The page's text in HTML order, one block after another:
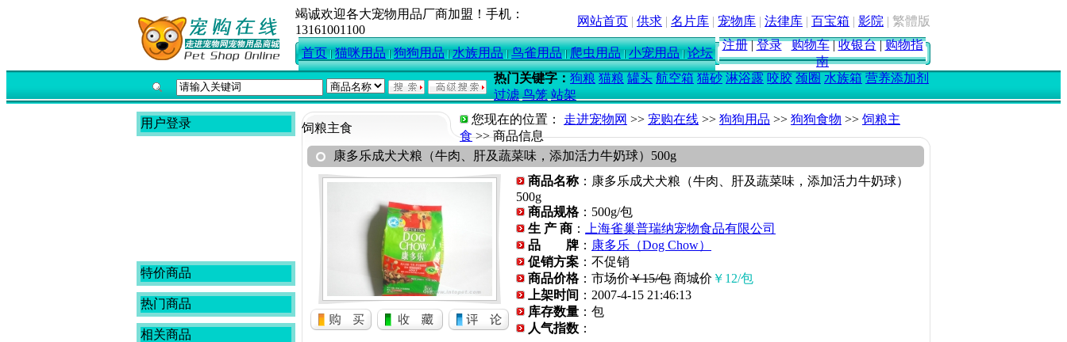
竭诚欢迎各大宠物用品厂商加盟！手机：
13161001100
网站首页 | 供求 | 名片库 | 宠物库 | 法律库 | 百宝箱 | 影院 | 繁體版
首页 猫咪用品 狗狗用品 水族用品 鸟雀用品 爬虫用品 小宠用品 论坛
注册|登录 购物车|收银台|购物指
南
热门关键字： 狗粮 猫粮 罐头 航空箱 猫砂 淋浴露 咬胶 颈圈 水族箱 营养添加剂
过滤 鸟笼 站架
用户登录
特价商品
热门商品
相关商品
饲粮主食
您现在的位置： 走进宠物网 >> 宠购在线 >> 狗狗用品 >> 狗狗食物 >> 饲粮主
食>> 商品信息
康多乐成犬犬粮（牛肉、肝及蔬菜味，添加活力牛奶球）500g
商品名称：康多乐成犬犬粮（牛肉、肝及蔬菜味，添加活力牛奶球）
500g
商品规格：500g/包
生 产 商 ：
上海雀巢普瑞纳宠物食品有限公司
品 牌 ： 康多乐（Dog Chow）
促销方案 ：不促销
商品价格：市场价￥15/包 商城价 ￥12/包
上架时间 ：2007-4-15 21:46:13
库存数量 ： 包
人气指数 ：